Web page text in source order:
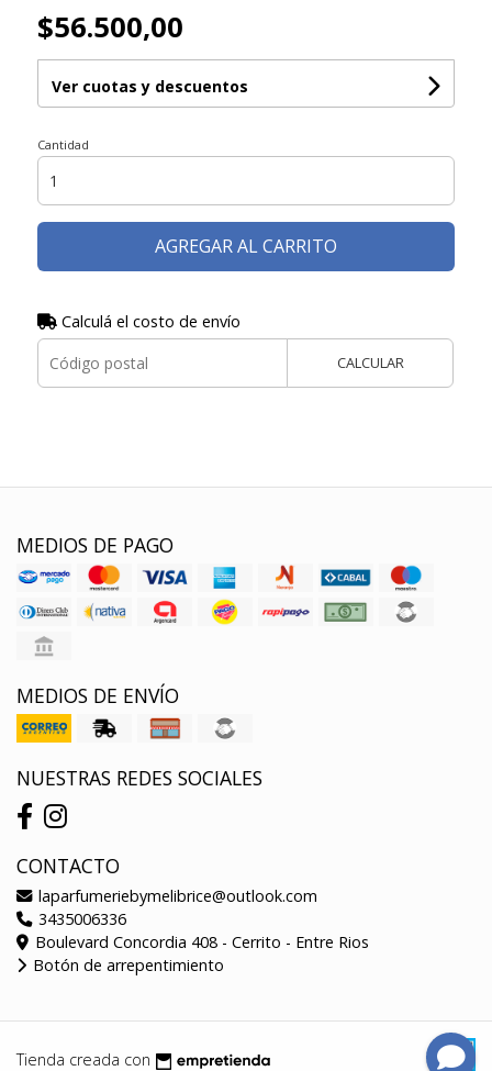
$56.500,00
Ver cuotas y descuentos
Cantidad
AGREGAR AL CARRITO
Calculá el costo de envío
CALCULAR
MEDIOS DE PAGO
MEDIOS DE ENVÍO
NUESTRAS REDES SOCIALES
CONTACTO
laparfumeriebymelibrice@outlook.com
3435006336
Boulevard Concordia 408 - Cerrito - Entre Rios
Botón de arrepentimiento
Tienda creada con